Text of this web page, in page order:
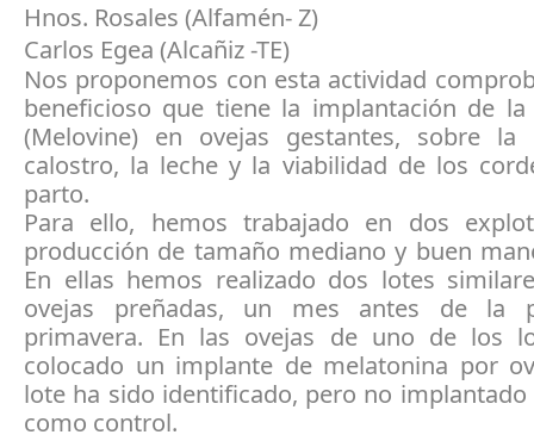
Hnos. Rosales (Alfamén- Z)
Carlos Egea (Alcañiz -TE)
Nos proponemos con esta actividad
beneficioso que tiene la implantación de la
(Melovine) en ovejas gestantes, sobre la
calostro, la leche y la viabilidad de los
parto.
Para ello, hemos trabajado en dos
producción de tamaño mediano y buen
En ellas hemos realizado dos lotes
ovejas preñadas, un mes antes de la
primavera. En las ovejas de uno de los
colocado un implante de melatonina por
lote ha sido identificado, pero no implantado
como control.